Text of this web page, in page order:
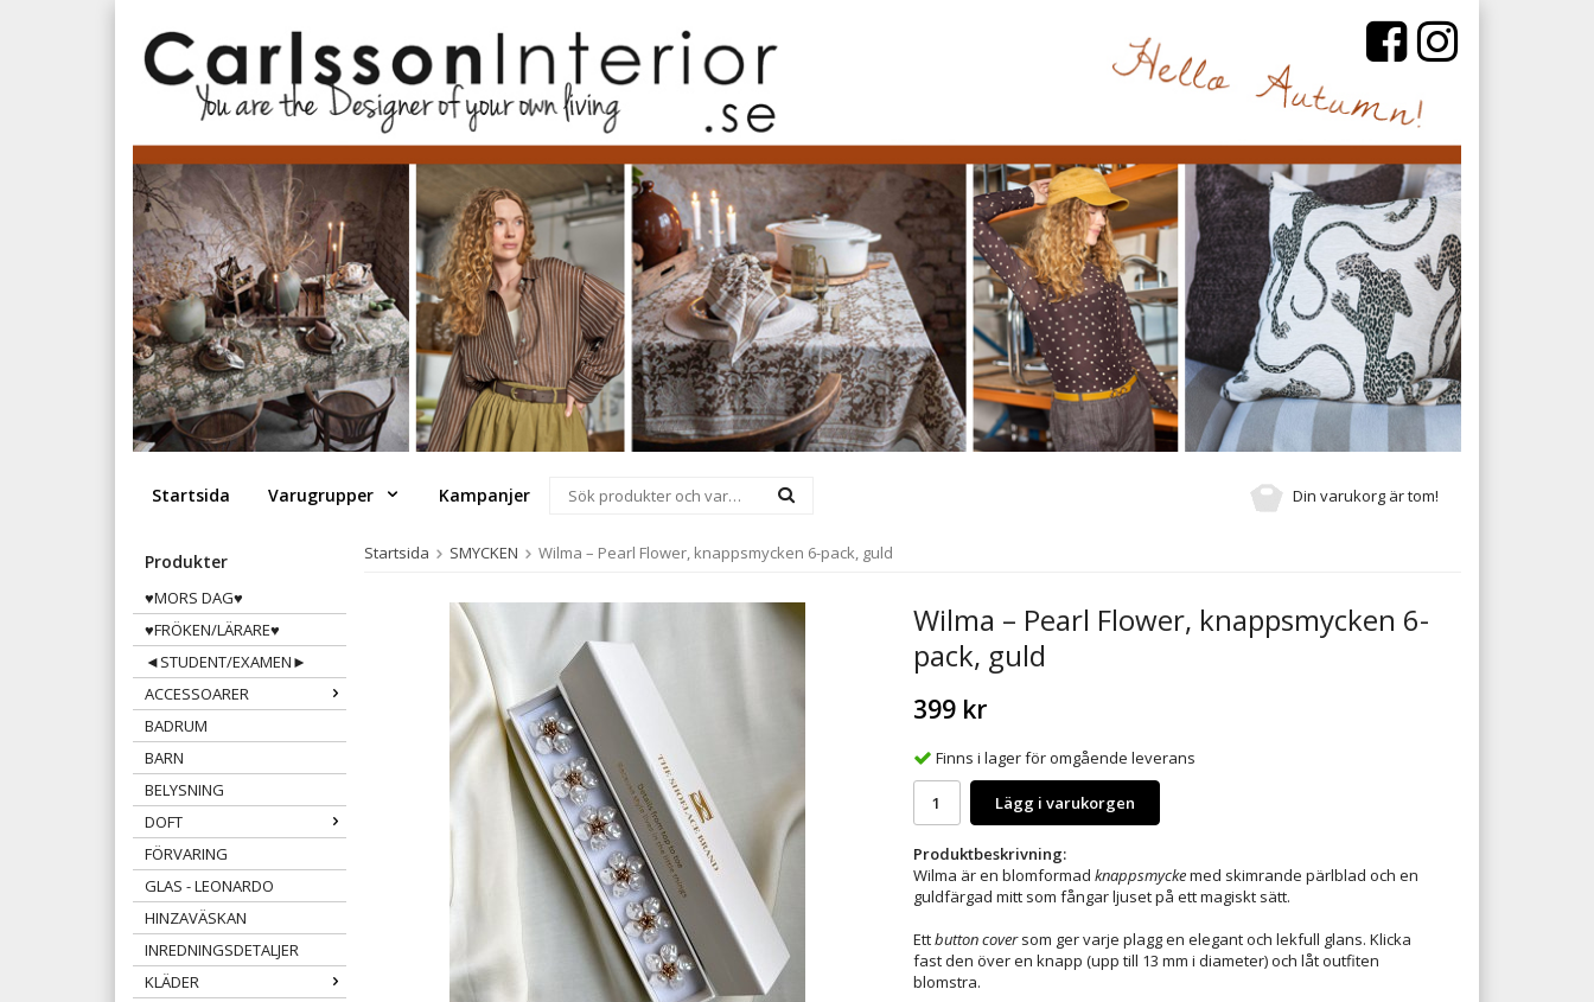
Startsida Varugrupper Kampanjer Din varukorg är tom!
Produkter
♥MORS DAG♥
♥FRÖKEN/LÄRARE♥
◄STUDENT/EXAMEN►
ACCESSOARER
BADRUM
BARN
BELYSNING
DOFT
FÖRVARING
GLAS - LEONARDO
HINZAVÄSKAN
INREDNINGSDETALJER
KLÄDER
Startsida SMYCKEN Wilma – Pearl Flower, knappsmycken 6-pack, guld
Wilma – Pearl Flower, knappsmycken 6-
pack, guld
399 kr
Finns i lager för omgående leverans
Lägg i varukorgen
Produktbeskrivning:
Wilma är en blomformad knappsmyckemed skimrande pärlblad och en
guldfärgad mitt som fångar ljuset på ett magiskt sätt.
Ettbutton coversom ger varje plagg en elegant och lekfull glans. Klicka
fast den över en knapp (upp till 13 mm i diameter) och låt outfiten
blomstra.